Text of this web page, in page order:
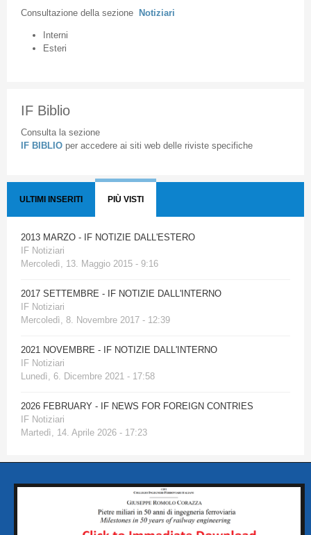
Consultazione della sezione Notiziari
Interni
Esteri
IF Biblio
Consulta la sezione
IF BIBLIO per accedere ai siti web delle riviste specifiche
ULTIMI INSERITI PIÙ VISTI
2013 MARZO - IF NOTIZIE DALL'ESTERO
IF Notiziari
Mercoledì, 13. Maggio 2015 - 9:16
2017 SETTEMBRE - IF NOTIZIE DALL'INTERNO
IF Notiziari
Mercoledì, 8. Novembre 2017 - 12:39
2021 NOVEMBRE - IF NOTIZIE DALL'INTERNO
IF Notiziari
Lunedì, 6. Dicembre 2021 - 17:58
2026 FEBRUARY - IF NEWS FOR FOREIGN CONTRIES
IF Notiziari
Martedì, 14. Aprile 2026 - 17:23